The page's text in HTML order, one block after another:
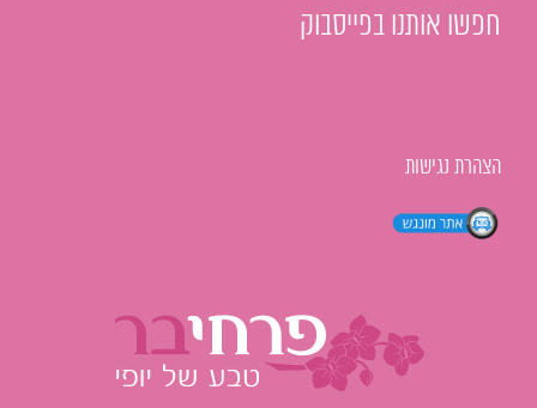
חפשו אותנו בפייסבוק
הצהרת נגישות